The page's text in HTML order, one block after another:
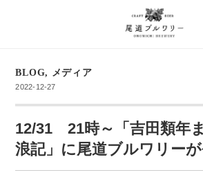
BLOG, メディア
2022-12-27
12/31 21時～「吉田類年
浪記」に尾道ブルワリー